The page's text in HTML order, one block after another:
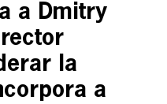
a Dmitry
la
a